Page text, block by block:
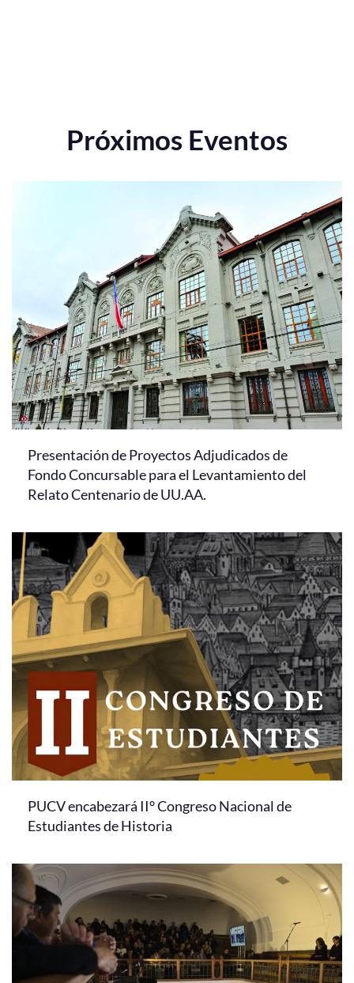
Próximos Eventos
Presentación de Proyectos Adjudicados de
Fondo Concursable para el Levantamiento del
Relato Centenario de UU.AA.
PUCV encabezará II° Congreso Nacional de
Estudiantes de Historia